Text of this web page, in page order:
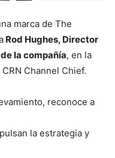
marca de The
Rod Hughes, Director
la compañía, en la
Channel Chief.
reconoce a
la estrategia y